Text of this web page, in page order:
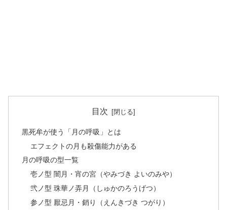
目次
黒死牟が使う「月の呼吸」とは
エフェクトの月も殺傷能力がある
月の呼吸の型一覧
壱ノ型 闇月・宵の宮（やみづき よいのみや）
弐ノ型 珠華ノ弄月（しゅかのろうげつ）
参ノ型 厭忌月・銷り（えんきづき つがり）